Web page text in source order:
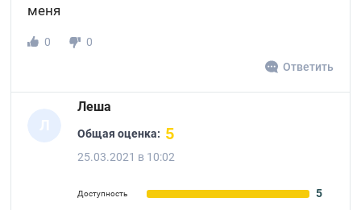
меня
0
0
Ответить
Л
Леша
Общая оценка: 5
25.03.2021 в 10:02
Доступность 5